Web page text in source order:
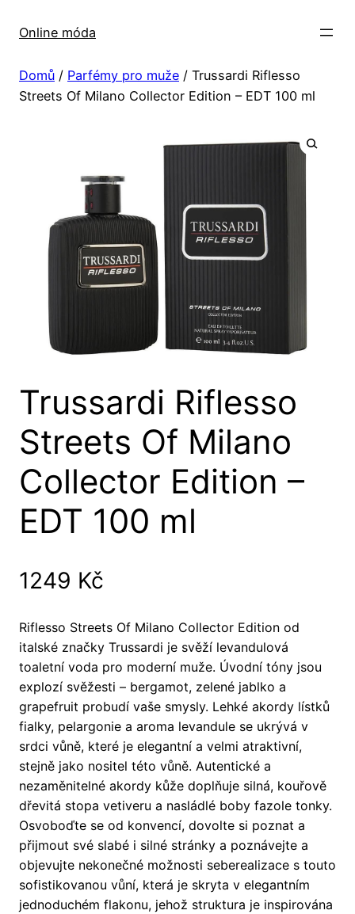
Online móda
Domů / Parfémy pro muže / Trussardi Riflesso
Streets Of Milano Collector Edition – EDT 100 ml
Trussardi Riflesso
Streets Of Milano
Collector Edition –
EDT 100 ml
1249 Kč
Riflesso Streets Of Milano Collector Edition od
italské značky Trussardi je svěží levandulová
toaletní voda pro moderní muže. Úvodní tóny jsou
explozí svěžesti – bergamot, zelené jablko a
grapefruit probudí vaše smysly. Lehké akordy lístků
fialky, pelargonie a aroma levandule se ukrývá v
srdci vůně, které je elegantní a velmi atraktivní,
stejně jako nositel této vůně. Autentické a
nezaměnitelné akordy kůže doplňuje silná, kouřově
dřevitá stopa vetiveru a nasládlé boby fazole tonky.
Osvoboďte se od konvencí, dovolte si poznat a
přijmout své slabé i silné stránky a poznávejte a
objevujte nekonečné možnosti seberealizace s touto
sofistikovanou vůní, která je skryta v elegantním
jednoduchém flakonu, jehož struktura je inspirována